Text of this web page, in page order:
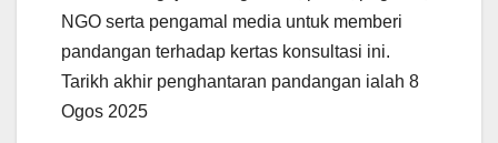
NGO serta pengamal media untuk memberi
pandangan terhadap kertas konsultasi ini.
Tarikh akhir penghantaran pandangan ialah 8
Ogos 2025